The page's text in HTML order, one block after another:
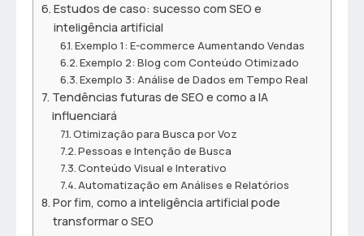
Estudos de caso: sucesso com SEO e
inteligência artificial
Exemplo 1: E-commerce Aumentando Vendas
Exemplo 2: Blog com Conteúdo Otimizado
Exemplo 3: Análise de Dados em Tempo Real
Tendências futuras de SEO e como a IA
influenciará
Otimização para Busca por Voz
Pessoas e Intenção de Busca
Conteúdo Visual e Interativo
Automatização em Análises e Relatórios
Por fim, como a inteligência artificial pode
transformar o SEO